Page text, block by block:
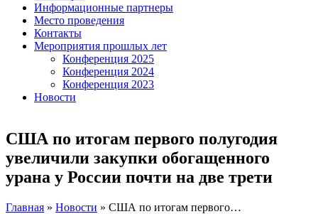
Информационные партнеры
Место проведения
Контакты
Мероприятия прошлых лет
Конференция 2025
Конференция 2024
Конференция 2023
Новости
США по итогам первого полугодия
увеличили закупки обогащенного
урана у России почти на две трети
Главная » Новости » США по итогам первого…